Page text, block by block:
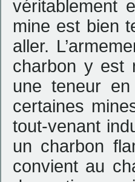
véritablement
mine est bien
aller.
charbon y est
une teneur
certaines
tout-venant
un charbon
convient au